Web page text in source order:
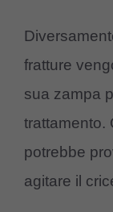
fratture
sua zampa
trattamento.
potrebbe
agitare il